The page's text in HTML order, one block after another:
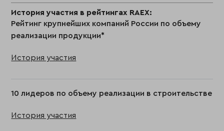
История участия в рейтингах RAEX:
Рейтинг крупнейших компаний России по объему
реализации продукции*
История участия
10 лидеров по объему реализации в строительстве
История участия